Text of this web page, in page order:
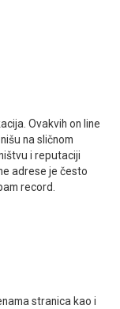
Ovakvih on line
na sličnom
i reputaciji
adrese je često
record.
stranica kao i